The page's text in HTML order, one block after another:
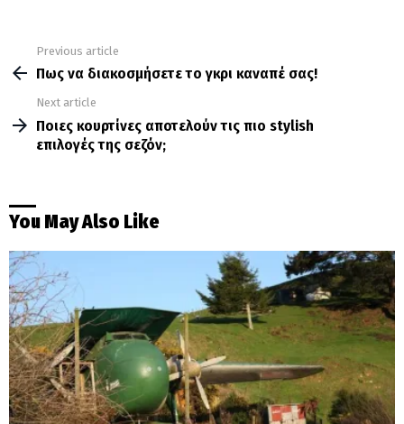
more
Previous article
Πως να διακοσμήσετε το γκρι καναπέ σας!
Next article
Ποιες κουρτίνες αποτελούν τις πιο stylish
επιλογές της σεζόν;
You May Also Like